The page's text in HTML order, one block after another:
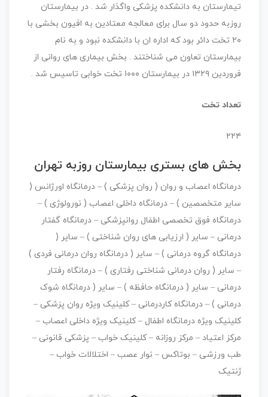
تیمارستان به دانشکده پزشکی واگذار شد . در بیمارستان
روزبه حدود دو سال برای معالجه معتادین به افیون بخشی با
۲۰ تخت دائر بود که اداره ان با دانشکده نبود و به نام
بیمارستان تعاون می شناختند . بخش بیماری های روانی از
فروردین ۱۳۲۹ در بیمارستان ۱۰۰۰ تخت خوابی تاسیس شد .
تعداد تخت
۲۲۴
بخش های بستری بیمارستان روزبه تهران
درمانگاه اعصاب و روان ( روان پزشکی ) – درمانگاه اورژانس (
سایر متخصصین ) – درمانگاه داخلی اعصاب ( نورولوژی ) –
درمانگاه فوق تخصصی اطفال روانپزشکی – درمانگاه گفتار
درمانی – سایر ( ارزیابی های روان شناختی ) – سایر (
درمانگاه گروه درمانی ) – سایر ( درمانگاه روان درمانی فردی )
– سایر ( روان درمانی شناختی رفتاری ) – درمانگاه رفتار
درمانی – سایر ( درمانگاه حافظه ) – سایر ( درمانگاه شوک
درمانی ) – درمانگاه کاردرمانی – کلینیک ویژه روان پزشکی –
کلینیک ویژه درمانگاه اطفال – کلینیک ویژه داخلی اعصاب –
مرکز اعتیاد – مرکز روزانه – کلینیک خواب – پزشکی قانونی –
طب ورزشی – بوتاکس – نوار عصب – اختلالات خواب –
ژنتیک